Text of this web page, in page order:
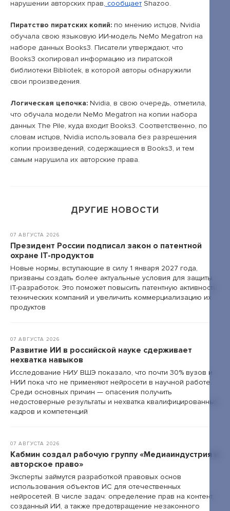
IPQuorum.Музыка
Пользовательское соглашение
Сведения об образовательной организации
Договор-оферта
Согласие на обработку персональных
данных для регистрации на сайте
Согласие на обработку персональных
Положение об антикоррупционной
+7 495 789-00-47
нарушении авторских прав, сообщает Shazoo.
Пиратство пиратских копий: по мнению истцов, Nvidia
обучала свою языковую ИИ-модель NeMo Megatron на
наборе данных Books3. Писатели утверждают, что
Books3 скопировал информацию из пиратской
библиотеки Bibliotek, в которой авторы обнаружили
свои произведения.
Логическая цепочка: Nvidia, в свою очередь, отметила,
что обучала модели NeMo Megatron на копии набора
данных The Pile, куда входит Books3. Соответственно, по
словам истцов, Nvidia использовала без разрешения
копии произведений, содержащиеся в Books3, и тем
самым нарушила их авторские права.
ДРУГИЕ НОВОСТИ
07 АВГУСТА 2026
Президент России подписал закон о патентной
охране IT-продуктов
Новые нормы, вступающие в силу 1 января 2027 года,
призваны создать более актуальные условия для защиты
IT-разработок. Это поможет повысить патентную активность
технических компаний и увеличить коммерциализацию их
продуктов
07 АВГУСТА 2026
Развитие ИИ в российской науке сдерживает
нехватка навыков
Исследование НИУ ВШЭ показало, что почти 30% вузов и
НИИ пока что не применяют нейросети в научной работе.
Среди основных причин — опасения получить
недостоверные результаты и нехватка квалифицированных
кадров и компетенций
07 АВГУСТА 2026
Кабмин создал рабочую группу «Медиаиндустрия и
авторское право»
Эксперты займутся разработкой правовых основ
использования объектов ИС для отечественных
нейросетей. В числе задач: определение прав на контент,
созданный ИИ, а также предотвращение незаконного